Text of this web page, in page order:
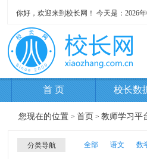
你好，欢迎来到校长网！ 今天是： 2026
首 页 校长数
您现在的位置 > 首页 > 教师学习平
分类导航 全部 语文 数